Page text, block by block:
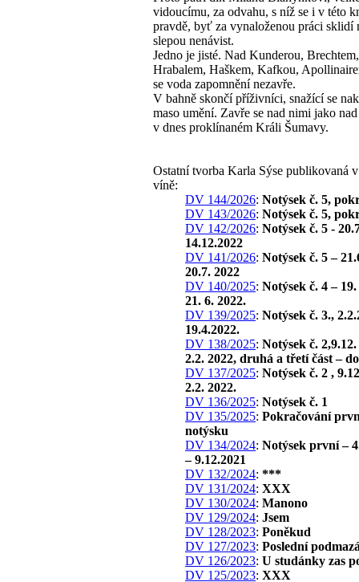
vidoucímu, za odvahu, s níž se i v této
pravdě, byť za vynaloženou práci sklidí
slepou nenávist.
Jedno je jisté. Nad Kunderou, Brechtem,
Hrabalem, Haškem, Kafkou,
se voda zapomnění nezavře.
V bahně skončí příživníci, snažící se
maso umění. Zavře se nad nimi jako
v dnes proklínaném Králi Šumavy.
Ostatní tvorba Karla Sýse publikovaná
víně:
DV 144/2026: Notýsek č. 5,
DV 143/2026: Notýsek č. 5,
DV 142/2026: Notýsek č. 5 -
14.12.2022
DV 141/2026: Notýsek č. 5 –
20.7. 2022
DV 140/2025: Notýsek č. 4 –
21. 6. 2022.
DV 139/2025: Notýsek č. 3.,
19.4.2022.
DV 138/2025: Notýsek č. 2,9.12.
2.2. 2022, druhá a třetí část –
DV 137/2025: Notýsek č. 2 ,
2.2. 2022.
DV 136/2025: Notýsek č. 1
DV 135/2025: Pokračování
notýsku
DV 134/2024: Notýsek první –
– 9.12.2021
DV 132/2024: ***
DV 131/2024: XXX
DV 130/2024: Manono
DV 129/2024: Jsem
DV 128/2023: Poněkud
DV 127/2023: Poslední
DV 126/2023: U studánky zas
DV 125/2023: XXX